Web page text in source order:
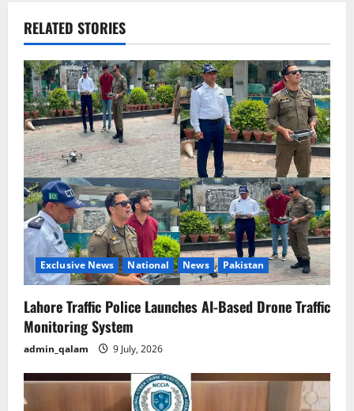
v
i
g
a
t
i
o
n
RELATED STORIES
Exclusive News National News Pakistan
Lahore Traffic Police Launches AI-Based Drone Traffic
Monitoring System
admin_qalam 9 July, 2026